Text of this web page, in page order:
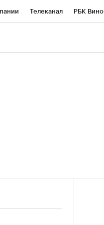
Телеканал РБК Вино